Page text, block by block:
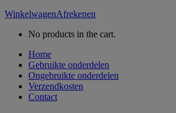
WinkelwagenAfrekenen
No products in the cart.
Home
Gebruikte onderdelen
Ongebruikte onderdelen
Verzendkosten
Contact